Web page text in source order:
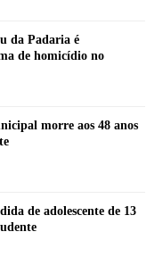
da Padaria é
de homicídio no
morre aos 48 anos
de adolescente de 13